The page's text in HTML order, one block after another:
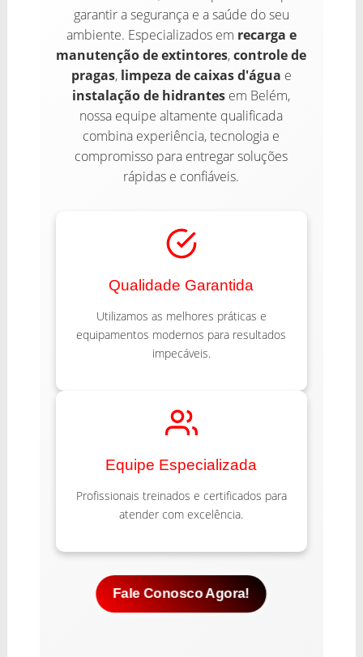
garantir a segurança e a saúde do seu
ambiente. Especializados em recarga e
manutenção de extintores,controle de
pragas, limpeza de caixas d'água e
instalação de hidrantes em Belém,
nossa equipe altamente qualificada
combina experiência, tecnologia e
compromisso para entregar soluções
rápidas e confiáveis.
Qualidade Garantida
Utilizamos as melhores práticas e
equipamentos modernos para resultados
impecáveis.
Equipe Especializada
Profissionais treinados e certificados para
atender com excelência.
Fale Conosco Agora!